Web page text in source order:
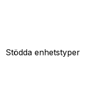
Stödda enhetstyper